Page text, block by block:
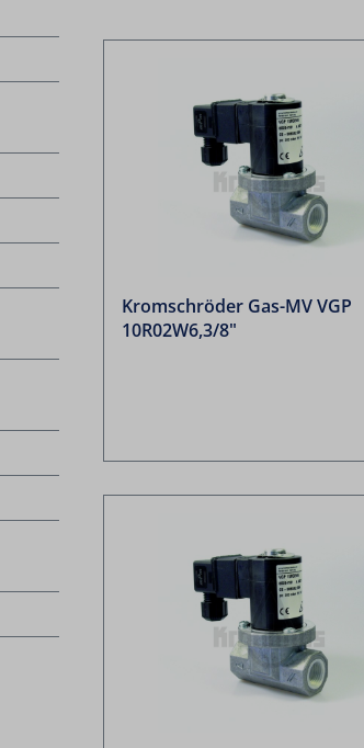
Kromschröder Gas-MV VGP
10R02W6,3/8"